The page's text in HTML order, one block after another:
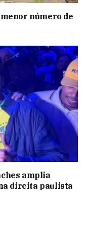
número de
amplia
direita paulista